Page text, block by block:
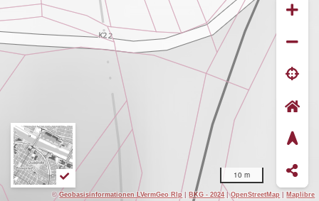
10 m
©Geobasisinformationen LVermGeo Rlp |BKG - 2024 |OpenStreetMap |Maplibre